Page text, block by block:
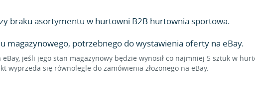
braku asortymentu w hurtowni B2B hurtownia sportowa.
magazynowego, potrzebnego do wystawienia oferty na eBay.
jeśli jego stan magazynowy będzie wynosił co najmniej 5 sztuk w
wyprzeda się równolegle do zamówienia złożonego na eBay.